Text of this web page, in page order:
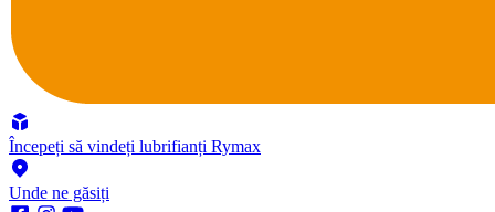
Începeți să vindeți lubrifianți Rymax
Unde ne găsiți